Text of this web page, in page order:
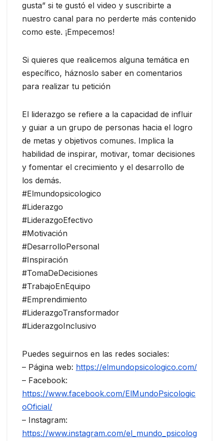
gusta” si te gustó el video y suscribirte a
nuestro canal para no perderte más contenido
como este. ¡Empecemos!
Si quieres que realicemos alguna temática en
específico, háznoslo saber en comentarios
para realizar tu petición
El liderazgo se refiere a la capacidad de influir
y guiar a un grupo de personas hacia el logro
de metas y objetivos comunes. Implica la
habilidad de inspirar, motivar, tomar decisiones
y fomentar el crecimiento y el desarrollo de
los demás.
#Elmundopsicologico
#Liderazgo
#LiderazgoEfectivo
#Motivación
#DesarrolloPersonal
#Inspiración
#TomaDeDecisiones
#TrabajoEnEquipo
#Emprendimiento
#LiderazgoTransformador
#LiderazgoInclusivo
Puedes seguirnos en las redes sociales:
– Página web: https://elmundopsicologico.com/
– Facebook:
https://www.facebook.com/ElMundoPsicologic
oOficial/
– Instagram:
https://www.instagram.com/el_mundo_psicolog